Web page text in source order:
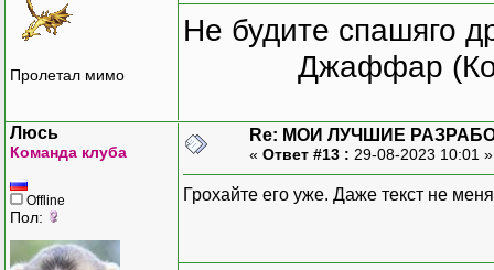
Пролетал мимо
Не будите спашяго
Джаффар
Люсь
Команда клуба
Offline
Пол:
Re: МОИ ЛУЧШИЕ
« Ответ #13 : 29-08-2023 10:01
Грохайте его уже. Даже текст не